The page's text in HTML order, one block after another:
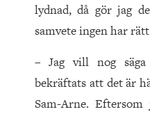
lydnad, då gör jag
samvete ingen har
– Jag vill nog
bekräftats att det är
Sam-Arne.